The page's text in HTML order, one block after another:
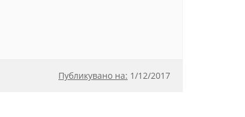
Публикувано на: 1/12/2017